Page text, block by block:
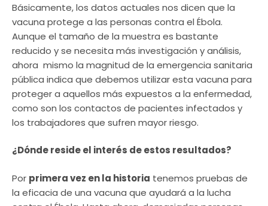
Básicamente, los datos actuales nos dicen que la
vacuna protege a las personas contra el Ébola.
Aunque el tamaño de la muestra es bastante
reducido y se necesita más investigación y análisis,
ahora mismo la magnitud de la emergencia sanitaria
pública indica que debemos utilizar esta vacuna para
proteger a aquellos más expuestos a la enfermedad,
como son los contactos de pacientes infectados y
los trabajadores que sufren mayor riesgo.
¿Dónde reside el interés de estos resultados?
Por primera vez en la historia tenemos pruebas de
la eficacia de una vacuna que ayudará a la lucha